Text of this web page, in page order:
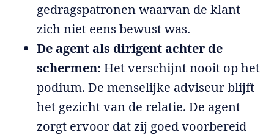
gedragspatronen waarvan de klant
zich niet eens bewust was.
De agent als dirigent achter de
schermen: Het verschijnt nooit op het
podium. De menselijke adviseur blijft
het gezicht van de relatie. De agent
zorgt ervoor dat zij goed voorbereid